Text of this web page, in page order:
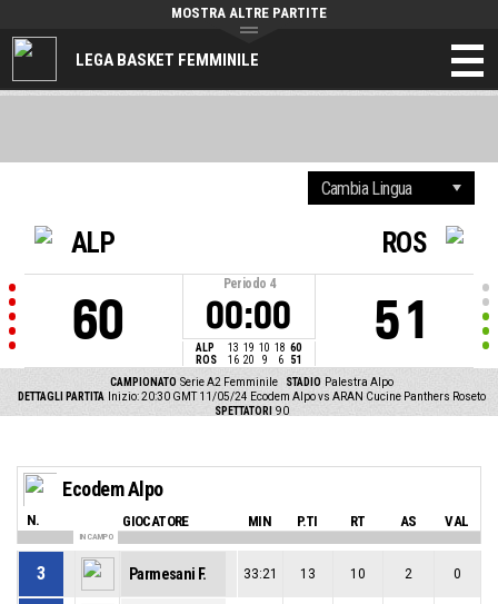
LEGA BASKET FEMMINILE
MOSTRA ALTRE PARTITE
ALP
60
Periodo 4
00:00
ALP 13 19 10 18 60
ROS
16 20 9 6 51
ROS
51
CAMPIONATO Serie A2 Femminile STADIO Palestra Alpo
DETTAGLI PARTITA
Inizio: 20:30 GMT 11/05/24 Ecodem Alpo vs ARAN Cucine Panthers Roseto
SPETTATORI
90
Ecodem Alpo
N. GIOCATORE MIN P.TI RT AS VAL
IN CAMPO
3 Parmesani F. 33:21 13 10 2 0